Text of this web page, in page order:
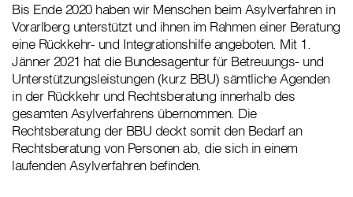
Bis Ende 2020 haben wir Menschen beim Asylverfahren in
Vorarlberg unterstützt und ihnen im Rahmen einer Beratung
eine Rückkehr- und Integrationshilfe angeboten. Mit 1.
Jänner 2021 hat die Bundesagentur für Betreuungs- und
Unterstützungsleistungen (kurz BBU) sämtliche Agenden
in der Rückkehr und Rechtsberatung innerhalb des
gesamten Asylverfahrens übernommen. Die
Rechtsberatung der BBU deckt somit den Bedarf an
Rechtsberatung von Personen ab, die sich in einem
laufenden Asylverfahren befinden.